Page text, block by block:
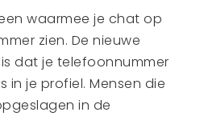
waarmee je chat op
zien. De nieuwe
dat je telefoonnummer
in je profiel. Mensen die
in de